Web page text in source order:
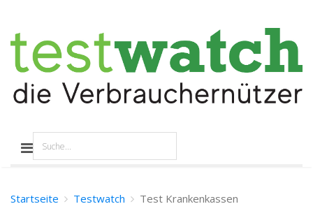
Startseite Testwatch Test Krankenkassen